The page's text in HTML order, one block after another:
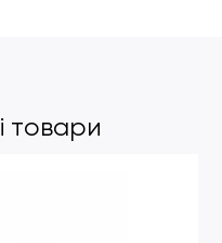
товари